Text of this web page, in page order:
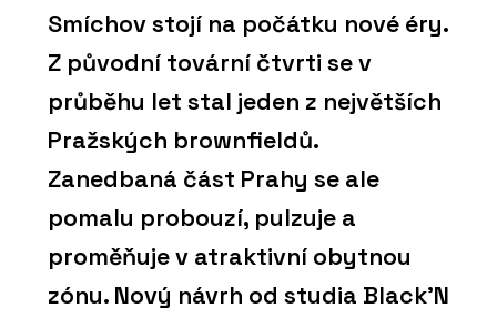
Smíchov stojí na počátku nové éry.
Z původní tovární čtvrti se v
průběhu let stal jeden z největších
Pražských brownfieldů.
Zanedbaná část Prahy se ale
pomalu probouzí, pulzuje a
proměňuje v atraktivní obytnou
zónu. Nový návrh od studia Black’N